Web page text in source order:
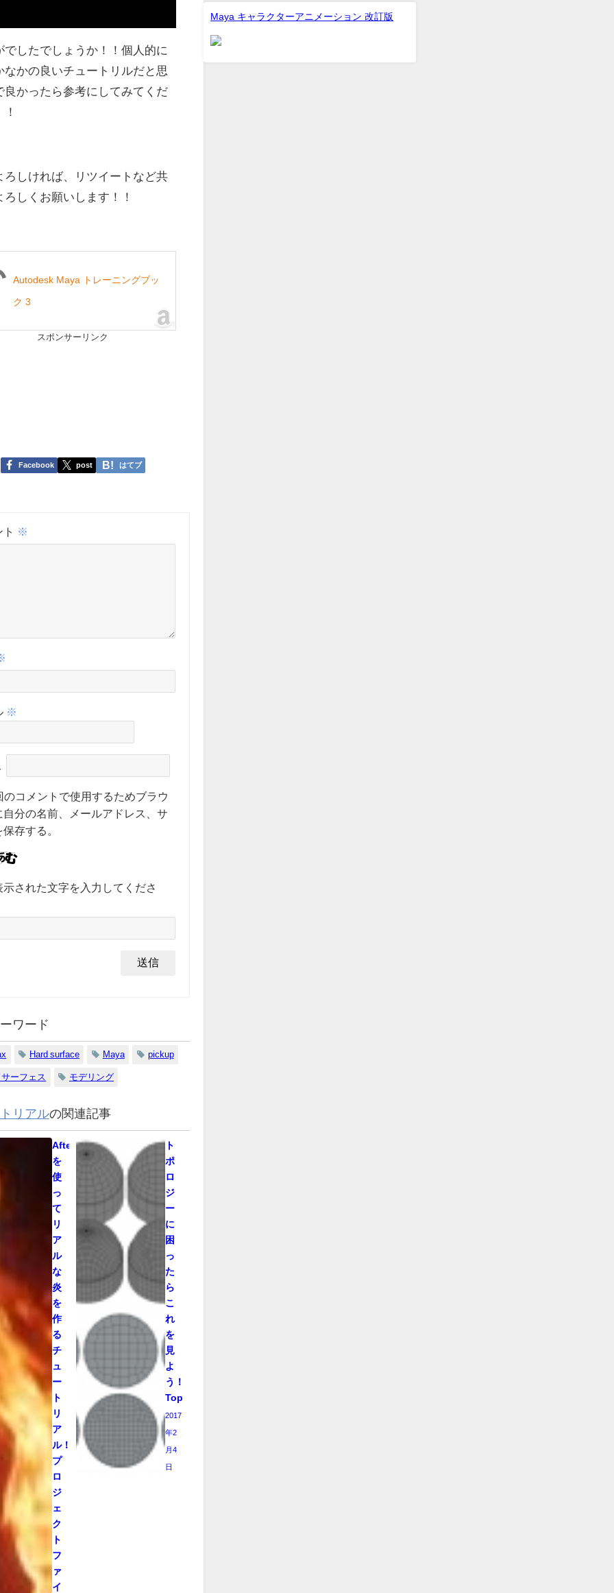
でしたでしょうか！！個人的に
なかの良いチュートリルだと思
良かったら参考にしてみてくだ
ろしければ、リツイートなど共
ろしくお願いします！！
Autodesk Maya トレーニングブッ
ク 3
スポンサーリンク
Facebook post はてブ
※
※
のコメントで使用するためブラウ
自分の名前、メールアドレス、サ
存する。
示された文字を入力してくださ
ワード
Hard surface Maya pickup
ーフェス モデリング
リアルの関連記事
AfterEffects
を
使
っ
て
リ
ア
ル
な
炎
を
作
る
チ
ュ
ー
ト
リ
ア
ル！！
プ
ロ
ジ
ェ
ク
ト
フ
ァ
イ
ト
ポ
ロ
ジ
ー
に
困
っ
た
ら
こ
れ
を
見
よ
う！！
TopologyGuides
2017
年2
月4
日
Maya キャラクターアニメーション 改訂版